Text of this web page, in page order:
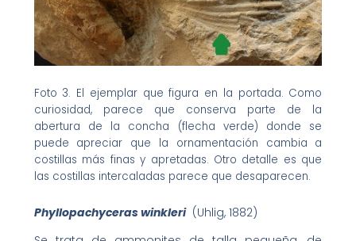
Foto 3. El ejemplar que figura en la portada. Como
curiosidad, parece que conserva parte de la
abertura de la concha (flecha verde) donde se
puede apreciar que la ornamentación cambia a
costillas más finas y apretadas. Otro detalle es que
las costillas intercaladas parece que desaparecen.
Phyllopachyceras winkleri(Uhlig, 1882)